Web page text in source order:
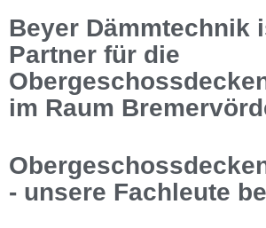
Beyer Dämmtechnik
Partner für die
im Raum
- unsere Fachleute